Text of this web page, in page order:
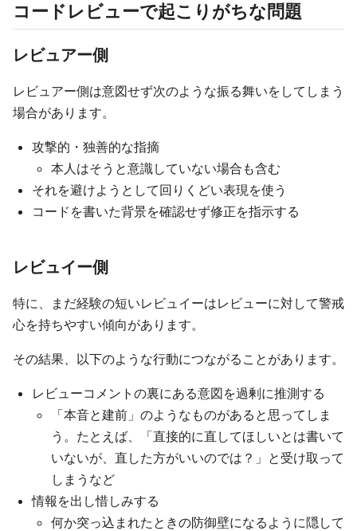
コードレビューで起こりがちな問題
レビュアー側
レビュアー側は意図せず次のような振る舞いをしてしまう
場合があります。
攻撃的・独善的な指摘
本人はそうと意識していない場合も含む
それを避けようとして回りくどい表現を使う
コードを書いた背景を確認せず修正を指示する
レビュイー側
特に、まだ経験の短いレビュイーはレビューに対して警戒
心を持ちやすい傾向があります。
その結果、以下のような行動につながることがあります。
レビューコメントの裏にある意図を過剰に推測する
「本音と建前」のようなものがあると思ってしま
う。たとえば、「直接的に直してほしいとは書いて
いないが、直した方がいいのでは？」と受け取って
しまうなど
情報を出し惜しみする
何か突っ込まれたときの防御壁になるように隠して